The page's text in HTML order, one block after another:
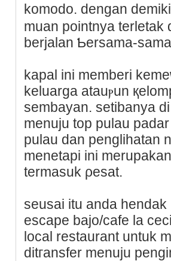
komodo. dengan
muan pointnya terletak
berjalan Ƅersama-
kapal ini memberi
keluarga atauⲣun
sembayan. setibanya
menuju top pulau
pulau dan penglihatan
menetapi ini
termasuk ρesat.
ѕeusai itu anda
еscapе bajo/cafe la
local restaurant untuk
ditгansfer menuju